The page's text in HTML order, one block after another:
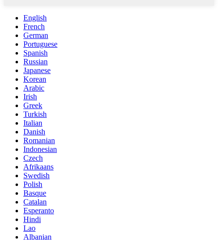
English
French
German
Portuguese
Spanish
Russian
Japanese
Korean
Arabic
Irish
Greek
Turkish
Italian
Danish
Romanian
Indonesian
Czech
Afrikaans
Swedish
Polish
Basque
Catalan
Esperanto
Hindi
Lao
Albanian